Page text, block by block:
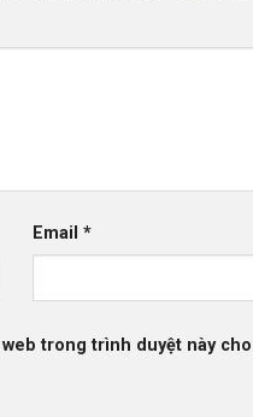
Email*
trong trình duyệt này